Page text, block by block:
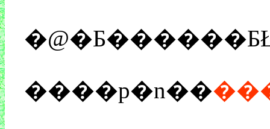
����p�n��